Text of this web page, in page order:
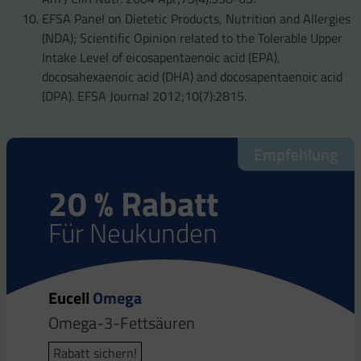
EFSA Panel on Dietetic Products, Nutrition and Allergies
(NDA); Scientific Opinion related to the Tolerable Upper
Intake Level of eicosapentaenoic acid (EPA),
docosahexaenoic acid (DHA) and docosapentaenoic acid
(DPA). EFSA Journal 2012;10(7):2815.
Empfehlung
20 % Rabatt
Für Neukunden
EucellOmega
Omega-3-Fettsäuren
Rabatt sichern!